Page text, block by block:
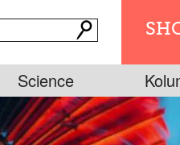
Science